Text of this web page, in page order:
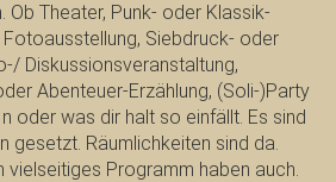
Ob Theater, Punk- oder Klassik-
Siebdruck- oder
Diskussionsveranstaltung,
Abenteuer-Erzählung, (Soli-)Party
oder was dir halt so einfällt. Es sind
gesetzt. Räumlichkeiten sind da.
vielseitiges Programm haben auch.